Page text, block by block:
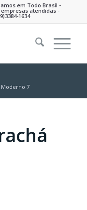
em Todo Brasil -
empresas atendidas -
1634
7